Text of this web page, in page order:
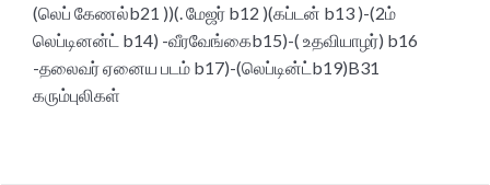
(லெப் கேணல்b21 ))(. மேஜர் b12 )(கப்டன் b13 )-(2ம்
லெப்டினன்ட் b14) -வீரவேங்கைb15)-( உதவியாழர்) b16
-தலைவர் ஏனைய படம் b17)-(லெப்டின்ட்b19)B31
கரும்புலிகள்